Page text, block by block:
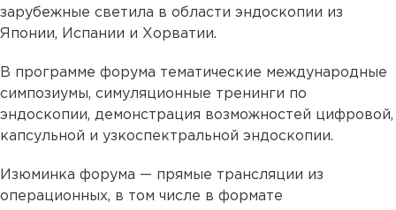
зарубежные светила в области эндоскопии из
Японии, Испании и Хорватии.
В программе форума тематические международные
симпозиумы, симуляционные тренинги по
эндоскопии, демонстрация возможностей цифровой,
капсульной и узкоспектральной эндоскопии.
Изюминка форума — прямые трансляции из
операционных, в том числе в формате